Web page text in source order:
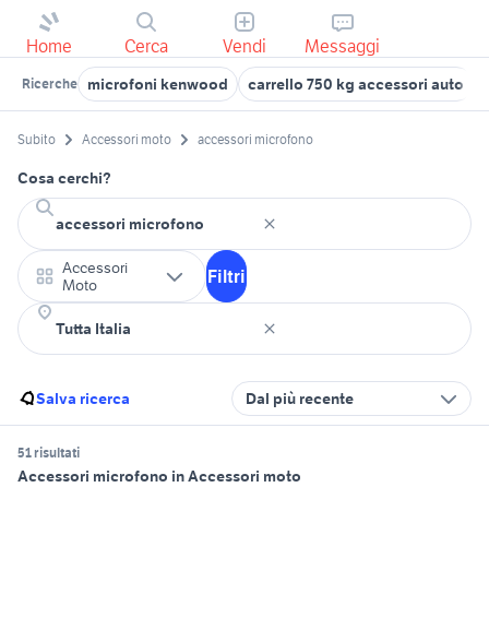
Home Cerca Vendi Messaggi
Ricerche microfoni kenwood carrello 750 kg accessori auto
Subito Accessori moto accessori microfono
Cosa cerchi?
Accessori
Moto
Filtri
Salva ricerca Dal più recente
51 risultati
Accessori microfono in Accessori moto